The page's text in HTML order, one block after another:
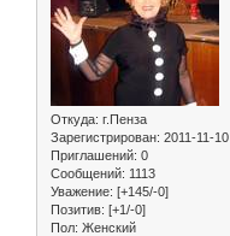
Откуда: г.Пенза
Зарегистрирован: 2011-11-10
Приглашений: 0
Сообщений: 1113
Уважение: [+145/-0]
Позитив: [+1/-0]
Пол: Женский